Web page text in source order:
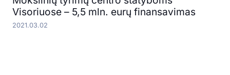
Visoriuose – 5,5 mln. eurų finansavimas
2021.03.02